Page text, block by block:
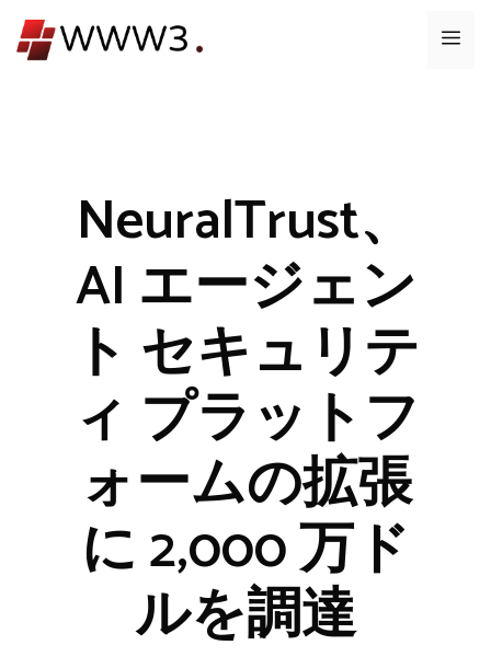
ン
メ
NeuralTrust、
AI エージェン
ト セキュリテ
ィ プラットフ
ォームの拡張
に 2,000 万ド
ルを調達